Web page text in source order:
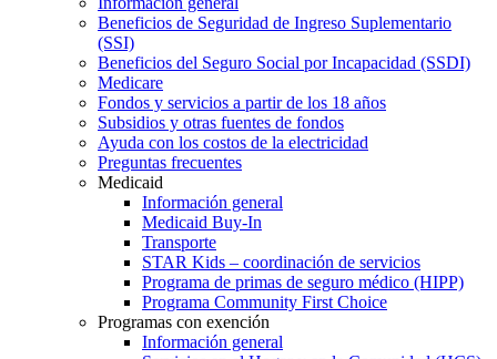
Beneficios de Seguridad de Ingreso Suplementario
(SSI)
Beneficios del Seguro Social por Incapacidad (SSDI)
Medicare
Fondos y servicios a partir de los 18 años
Subsidios y otras fuentes de fondos
Ayuda con los costos de la electricidad
Preguntas frecuentes
Medicaid
Información general
Medicaid Buy-In
Transporte
STAR Kids – coordinación de servicios
Programa de primas de seguro médico (HIPP)
Programa Community First Choice
Programas con exención
Información general